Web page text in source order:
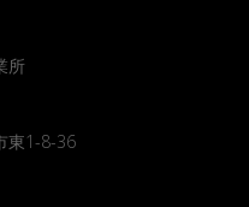
所
東1-8-36